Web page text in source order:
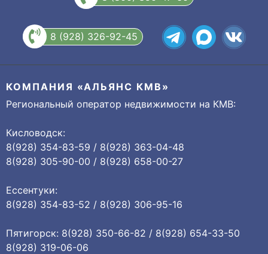
8 (928) 326-92-45
КОМПАНИЯ «АЛЬЯНС КМВ»
Региональный оператор недвижимости на КМВ:
Кисловодск:
8(928) 354-83-59 / 8(928) 363-04-48
8(928) 305-90-00 / 8(928) 658-00-27
Ессентуки:
8(928) 354-83-52 / 8(928) 306-95-16
Пятигорск: 8(928) 350-66-82 / 8(928) 654-33-50
8(928) 319-06-06